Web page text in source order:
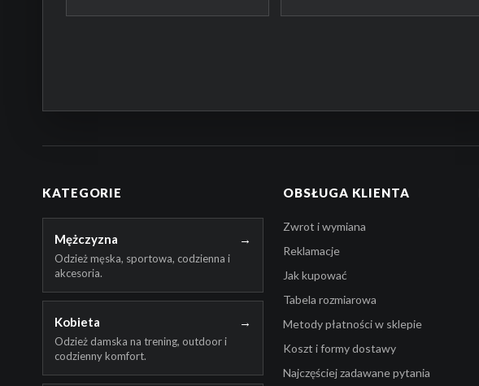
KATEGORIE
Mężczyzna →
Odzież męska, sportowa, codzienna i
akcesoria.
Kobieta →
Odzież damska na trening, outdoor i
codzienny komfort.
OBSŁUGA KLIENTA
Zwrot i wymiana
Reklamacje
Jak kupować
Tabela rozmiarowa
Metody płatności w sklepie
Koszt i formy dostawy
Najczęściej zadawane pytania